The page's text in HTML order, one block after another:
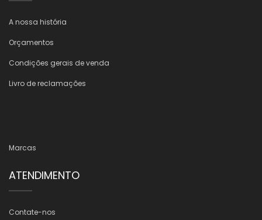
A nossa história
Orçamentos
Condições gerais de venda
Livro de reclamações
Marcas
ATENDIMENTO
Contate-nos